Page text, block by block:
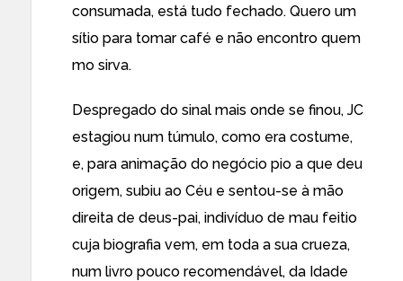
consumada, está tudo fechado. Quero um
sítio para tomar café e não encontro quem
mo sirva.
Despregado do sinal mais onde se finou, JC
estagiou num túmulo, como era costume,
e, para animação do negócio pio a que deu
origem, subiu ao Céu e sentou-se à mão
direita de deus-pai, indivíduo de mau feitio
cuja biografia vem, em toda a sua crueza,
num livro pouco recomendável, da Idade